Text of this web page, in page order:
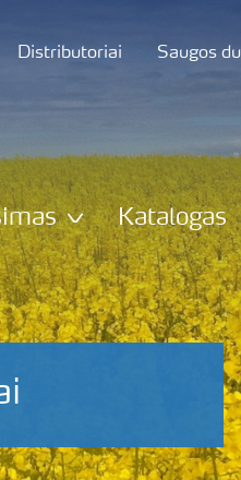
Distributoriai Saugos
Katalogas